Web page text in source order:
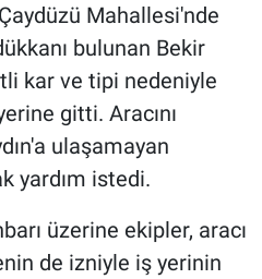
Mahallesi'nde
bulunan Bekir
kar ve tipi nedeniyle
gitti. Aracını
ulaşamayan
yardım istedi.
üzerine ekipler, aracı
de izniyle iş yerinin